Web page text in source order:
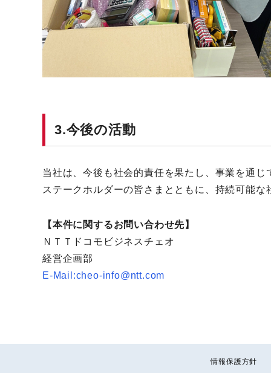
3.今後の活動
当社は、今後も社会的責任を果たし、事業を通
ステークホルダーの皆さまとともに、持続可能
【本件に関するお問い合わせ先】
ＮＴＴドコモビジネスチェオ
経営企画部
E-Mail:cheo-info@ntt.com
情報保護方針